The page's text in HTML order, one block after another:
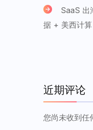
SaaS 出
据 + 美西计算
近期评论
您尚未收到任